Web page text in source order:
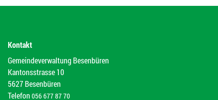
Kontakt
Gemeindeverwaltung Besenbüren
Kantonsstrasse 10
5627 Besenbüren
Telefon 056 677 87 70